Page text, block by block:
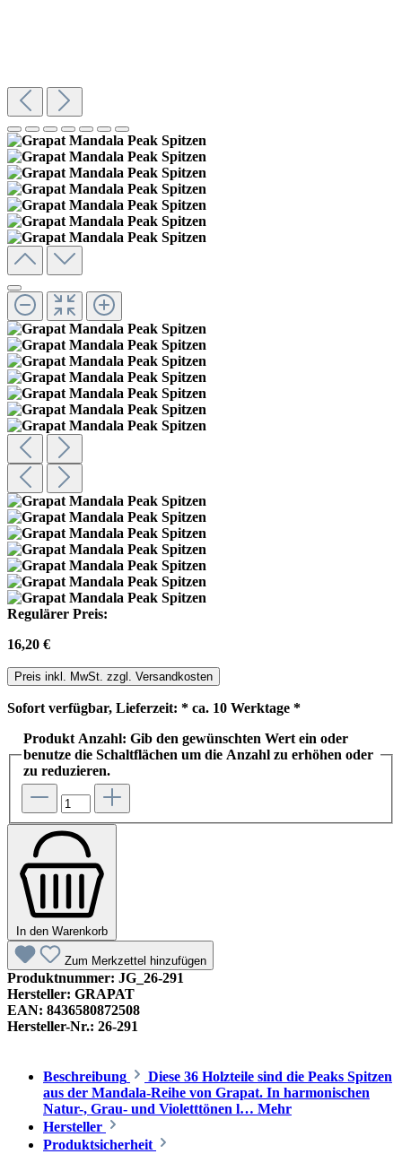
Regulärer Preis:
16,20 €
Preis inkl. MwSt. zzgl. Versandkosten
Sofort verfügbar, Lieferzeit: * ca. 10 Werktage *
Produkt Anzahl: Gib den gewünschten Wert ein oder
benutze die Schaltflächen um die Anzahl zu erhöhen oder
zu reduzieren.
In den Warenkorb
Zum Merkzettel hinzufügen
Produktnummer: JG_26-291
Hersteller: GRAPAT
EAN: 8436580872508
Hersteller-Nr.: 26-291
Beschreibung
Diese 36 Holzteile sind die Peaks Spitzen
aus der Mandala-Reihe von Grapat. In harmonischen
Natur-, Grau- und Violetttönen l… Mehr
Hersteller
Produktsicherheit